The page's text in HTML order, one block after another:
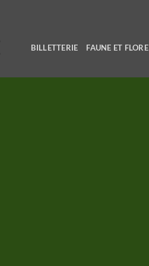
BILLETTERIE FAUNE ET FLORE